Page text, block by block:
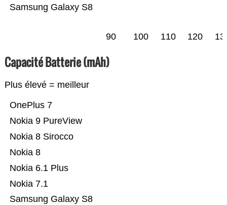
Samsung Galaxy S8
90 100 110 120
Capacité Batterie (mAh)
Plus élevé = meilleur
Samsung Galaxy S8
Nokia 7.1
Nokia 6.1 Plus
Nokia 8
Nokia 8 Sirocco
Nokia 9 PureView
OnePlus 7